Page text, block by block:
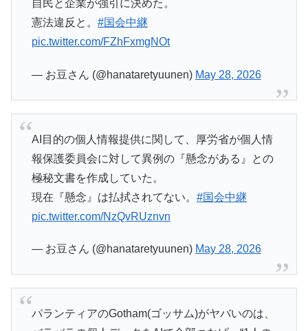
自民と企業が強引に決めた。
憲法違反と。 #国会中継
pic.twitter.com/FZhFxmgNOt
— お豆さん (@hanataretyuunen) May 28, 2026
AI目的の個人情報提供に関して、厚労省が個人情
報保護委員会に対して異例の『懸念がある』との
極秘文書を作成していた。
現在『懸念』は払拭されてない。 #国会中継
pic.twitter.com/NzQvRUznvn
— お豆さん (@hanataretyuunen) May 28, 2026
パランティアのGotham(ゴッサム)がヤバいのは、